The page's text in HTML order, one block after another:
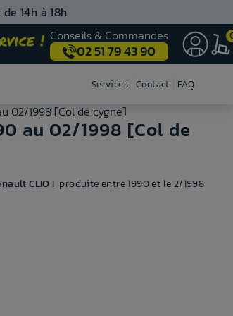
14h à 18h
Conseils & Commandes
02 51 79 43 90
ServicesNos centres de
Contact FAQ
02/1998 [Col de cygne]
au 02/1998 [Col de
CLIO I produite entre 1990 et le 2/1998